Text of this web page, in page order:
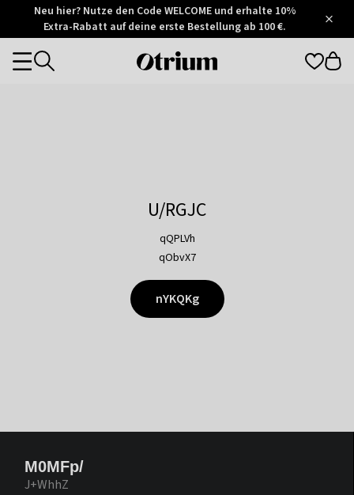
Otrium
Trustpilot
Neu hier? Nutze den Code WELCOME und erhalte 10%
Extra-Rabatt auf deine erste Bestellung ab 100 €.
Otrium
Categories
U/RGJC
qQPLVh
qObvX7
nYKQKg
M0MFp/
J+WhhZ